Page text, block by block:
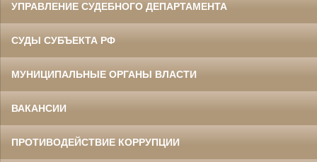
УПРАВЛЕНИЕ СУДЕБНОГО ДЕПАРТАМЕНТА
СУДЫ СУБЪЕКТА РФ
МУНИЦИПАЛЬНЫЕ ОРГАНЫ ВЛАСТИ
ВАКАНСИИ
ПРОТИВОДЕЙСТВИЕ КОРРУПЦИИ